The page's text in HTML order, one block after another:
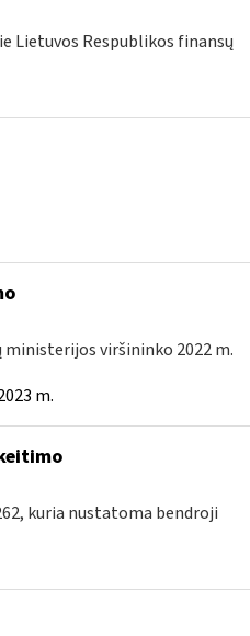
Lietuvos Respublikos finansų
viršininko 2022 m.
m.
kuria nustatoma bendroji